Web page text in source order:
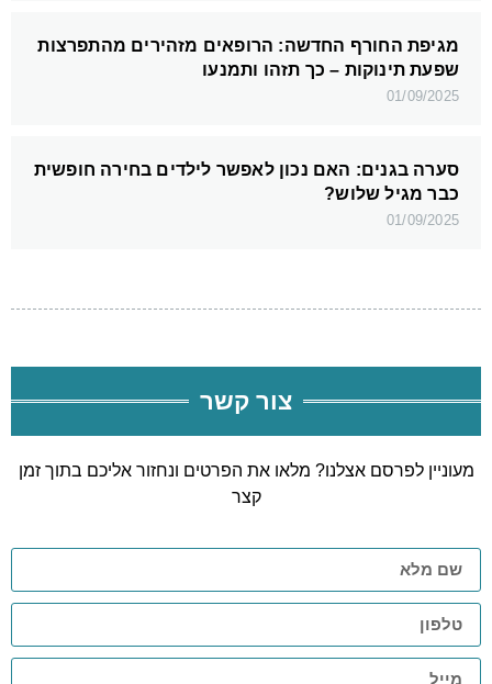
מגיפת החורף החדשה: הרופאים מזהירים מהתפרצות
שפעת תינוקות – כך תזהו ותמנעו
01/09/2025
סערה בגנים: האם נכון לאפשר לילדים בחירה חופשית
כבר מגיל שלוש?
01/09/2025
צור קשר
מעוניין לפרסם אצלנו? מלאו את הפרטים ונחזור אליכם בתוך זמן
קצר